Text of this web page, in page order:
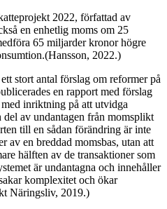
2022, författad av
en enhetlig moms om 25
65 miljarder kronor högre
2022.)
stort antal förslag om reformer på
en rapport med förslag
inriktning på att utvidga
del av undantagen från momsplikt
till en sådan förändring är inte
av en breddad momsbas, utan att
hälften av de transaktioner som
är undantagna och innehåller
komplexitet och ökar
Näringsliv, 2019.)